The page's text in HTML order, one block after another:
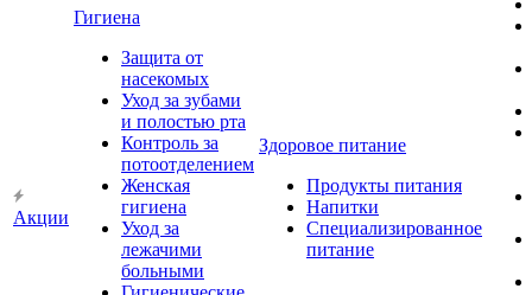
Акции
Гигиена
Защита от
насекомых
Уход за зубами
и полостью рта
Контроль за
потоотделением
Женская
гигиена
Уход за
лежачими
больными
Здоровое питание
Продукты питания
Напитки
Специализированное
питание